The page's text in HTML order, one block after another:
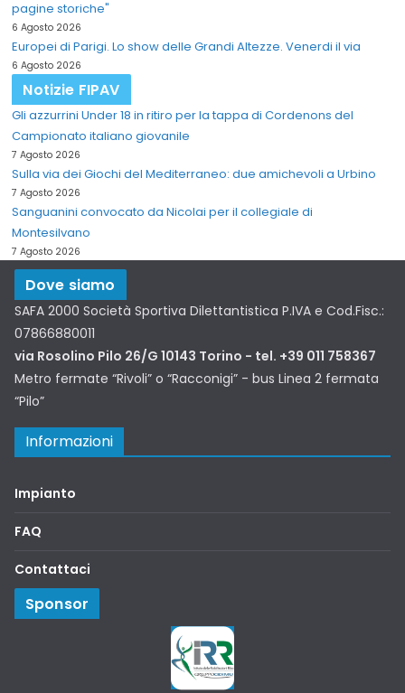
pagine storiche"
6 Agosto 2026
Europei di Parigi. Lo show delle Grandi Altezze. Venerdi il via
6 Agosto 2026
Notizie FIPAV
Gli azzurrini Under 18 in ritiro per la tappa di Cordenons del
Campionato italiano giovanile
7 Agosto 2026
Sulla via dei Giochi del Mediterraneo: due amichevoli a Urbino
7 Agosto 2026
Sanguanini convocato da Nicolai per il collegiale di
Montesilvano
7 Agosto 2026
Dove siamo
SAFA 2000 Società Sportiva Dilettantistica P.IVA e Cod.Fisc.:
07866880011
via Rosolino Pilo 26/G 10143 Torino - tel. +39 011 758367
Metro fermate “Rivoli” o “Racconigi” - bus Linea 2 fermata
“Pilo”
Informazioni
Impianto
FAQ
Contattaci
Sponsor